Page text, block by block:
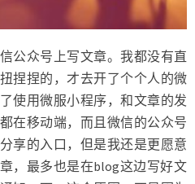
公众号上写文章。我都没有直
捏捏的，才去开了个个人的微
使用微服小程序，和文章的发
在移动端，而且微信的公众号
享的入口，但是我还是更愿意
，最多也是在blog这边写好文